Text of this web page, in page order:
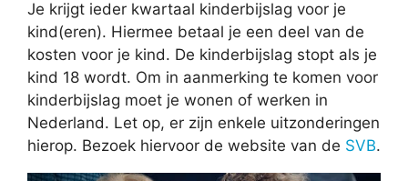
Je krijgt ieder kwartaal kinderbijslag voor je
kind(eren). Hiermee betaal je een deel van de
kosten voor je kind. De kinderbijslag stopt als je
kind 18 wordt. Om in aanmerking te komen voor
kinderbijslag moet je wonen of werken in
Nederland. Let op, er zijn enkele uitzonderingen
hierop. Bezoek hiervoor de website van de SVB.